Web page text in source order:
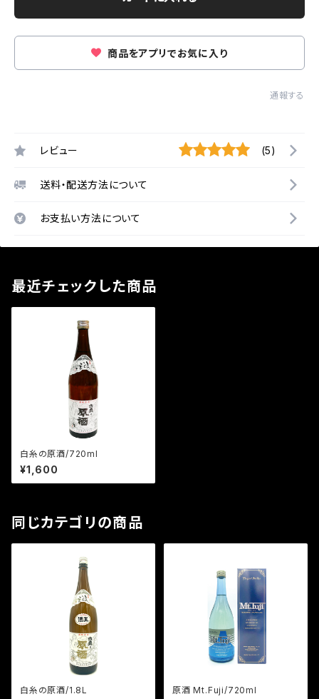
商品をアプリでお気に入り
通報する
レビュー (5)
送料・配送方法について
お支払い方法について
最近チェックした商品
白糸の原酒/720ml
¥1,600
同じカテゴリの商品
白糸の原酒/1.8L 原酒 Mt.Fuji/720ml